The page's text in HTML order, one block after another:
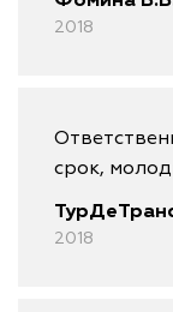
2018
срок,
2018